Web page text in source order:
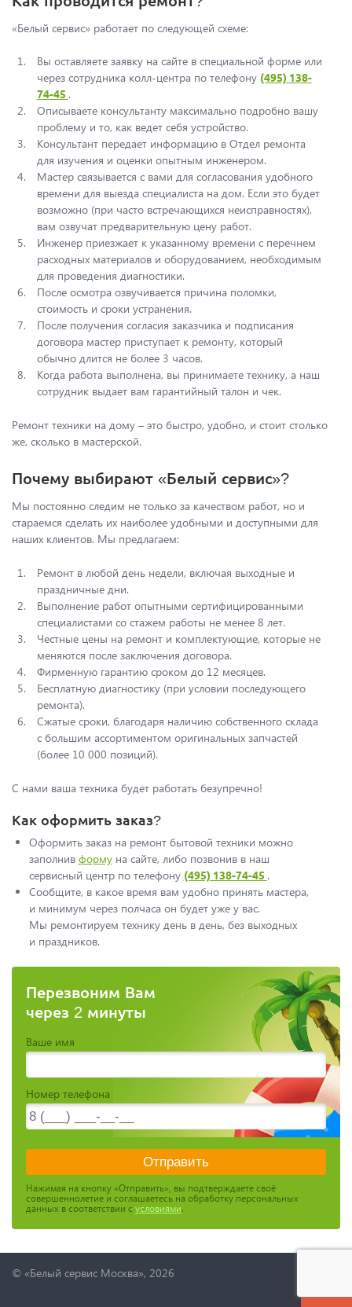
«Белый сервис» работает по следующей схеме:
Вы оставляете заявку на сайте в специальной форме или
через сотрудника колл-центра по телефону (495) 138-
74-45 .
Описываете консультанту максимально подробно вашу
проблему и то, как ведет себя устройство.
Консультант передает информацию в Отдел ремонта
для изучения и оценки опытным инженером.
Мастер связывается с вами для согласования удобного
времени для выезда специалиста на дом. Если это будет
возможно (при часто встречающихся неисправностях),
вам озвучат предварительную цену работ.
Инженер приезжает к указанному времени с перечнем
расходных материалов и оборудованием, необходимым
для проведения диагностики.
После осмотра озвучивается причина поломки,
стоимость и сроки устранения.
После получения согласия заказчика и подписания
договора мастер приступает к ремонту, который
обычно длится не более 3 часов.
Когда работа выполнена, вы принимаете технику, а наш
сотрудник выдает вам гарантийный талон и чек.
Ремонт техники на дому – это быстро, удобно, и стоит столько
же, сколько в мастерской.
Почему выбирают «Белый сервис»?
Мы постоянно следим не только за качеством работ, но и
стараемся сделать их наиболее удобными и доступными для
наших клиентов. Мы предлагаем:
Ремонт в любой день недели, включая выходные и
праздничные дни.
Выполнение работ опытными сертифицированными
специалистами со стажем работы не менее 8 лет.
Честные цены на ремонт и комплектующие, которые не
меняются после заключения договора.
Фирменную гарантию сроком до 12 месяцев.
Бесплатную диагностику (при условии последующего
ремонта).
Сжатые сроки, благодаря наличию собственного склада
с большим ассортиментом оригинальных запчастей
(более 10 000 позиций).
С нами ваша техника будет работать безупречно!
Как оформить заказ?
Оформить заказ на ремонт бытовой техники можно
заполнив формуна сайте, либо позвонив в наш
сервисный центр по телефонy (495) 138-74-45 .
Сообщите, в какое время вам удобно принять мастера,
и минимум через полчаса он будет уже у вас.
Мы ремонтируем технику день в день, без выходных
и праздников.
Перезвоним Вам
через 2 минуты
Ваше имя
Номер телефона
Нажимая на кнопку «Отправить», вы подтверждаете своё
совершеннолетие и соглашаетесь на обработку персональных
данных в соответствии с условиями.
© «Белый сервис Москва», 2026